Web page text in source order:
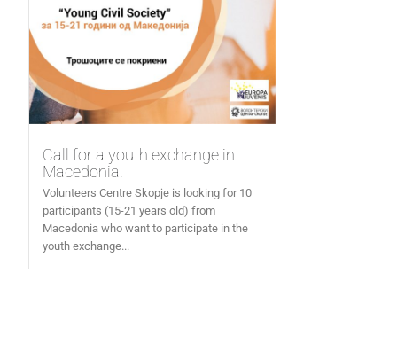
Call for a youth exchange in
Macedonia!
Volunteers Centre Skopje is looking for 10
participants (15-21 years old) from
Macedonia who want to participate in the
youth exchange...